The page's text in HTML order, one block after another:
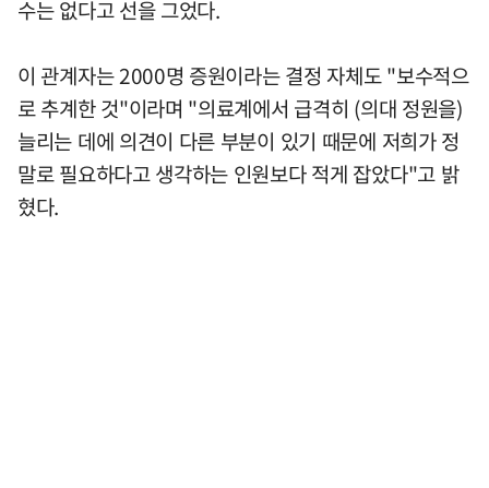
수는 없다고 선을 그었다.
이 관계자는 2000명 증원이라는 결정 자체도 "보수적으
로 추계한 것"이라며 "의료계에서 급격히 (의대 정원을)
늘리는 데에 의견이 다른 부분이 있기 때문에 저희가 정
말로 필요하다고 생각하는 인원보다 적게 잡았다"고 밝
혔다.